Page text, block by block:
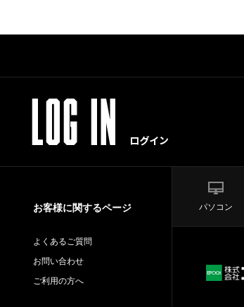
お客様に関するページ
よくあるご質問
お問い合わせ
ご利用の方へ
パソコン